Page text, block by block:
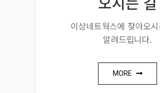
이상네트웍스에 찾아오
알려드립니다.
MORE